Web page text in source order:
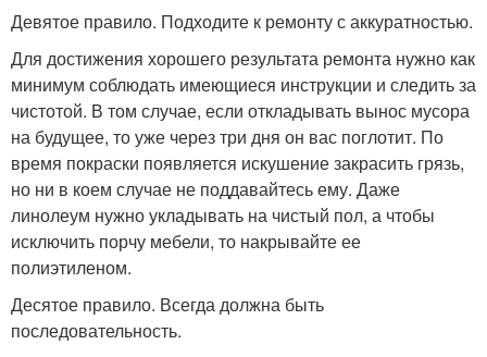
Девятое правило. Подходите к ремонту с аккуратностью.
Для достижения хорошего результата ремонта нужно как
минимум соблюдать имеющиеся инструкции и следить за
чистотой. В том случае, если откладывать вынос мусора
на будущее, то уже через три дня он вас поглотит. По
время покраски появляется искушение закрасить грязь,
но ни в коем случае не поддавайтесь ему. Даже
линолеум нужно укладывать на чистый пол, а чтобы
исключить порчу мебели, то накрывайте ее
полиэтиленом.
Десятое правило. Всегда должна быть
последовательность.